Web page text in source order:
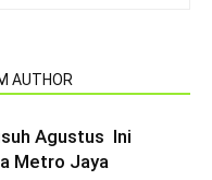
AUTHOR
Agustus Ini
Metro Jaya